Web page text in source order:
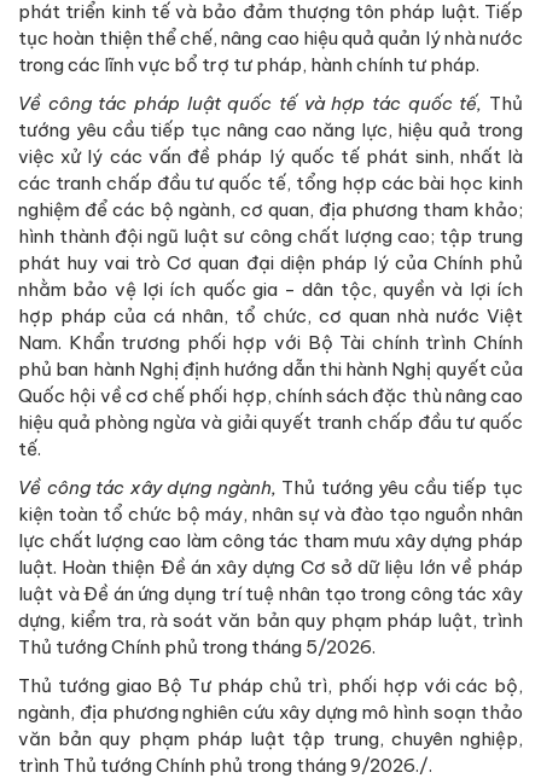
phát triển kinh tế và bảo đảm thượng tôn pháp luật. Tiếp
tục hoàn thiện thể chế, nâng cao hiệu quả quản lý nhà nước
trong các lĩnh vực bổ trợ tư pháp, hành chính tư pháp.
Về công tác pháp luật quốc tế và hợp tác quốc tế, Thủ
tướng yêu cầu tiếp tục nâng cao năng lực, hiệu quả trong
việc xử lý các vấn đề pháp lý quốc tế phát sinh, nhất là
các tranh chấp đầu tư quốc tế, tổng hợp các bài học kinh
nghiệm để các bộ ngành, cơ quan, địa phương tham khảo;
hình thành đội ngũ luật sư công chất lượng cao; tập trung
phát huy vai trò Cơ quan đại diện pháp lý của Chính phủ
nhằm bảo vệ lợi ích quốc gia - dân tộc, quyền và lợi ích
hợp pháp của cá nhân, tổ chức, cơ quan nhà nước Việt
Nam. Khẩn trương phối hợp với Bộ Tài chính trình Chính
phủ ban hành Nghị định hướng dẫn thi hành Nghị quyết của
Quốc hội về cơ chế phối hợp, chính sách đặc thù nâng cao
hiệu quả phòng ngừa và giải quyết tranh chấp đầu tư quốc
tế.
Về công tác xây dựng ngành, Thủ tướng yêu cầu tiếp tục
kiện toàn tổ chức bộ máy, nhân sự và đào tạo nguồn nhân
lực chất lượng cao làm công tác tham mưu xây dựng pháp
luật. Hoàn thiện Đề án xây dựng Cơ sở dữ liệu lớn về pháp
luật và Đề án ứng dụng trí tuệ nhân tạo trong công tác xây
dựng, kiểm tra, rà soát văn bản quy phạm pháp luật, trình
Thủ tướng Chính phủ trong tháng 5/2026.
Thủ tướng giao Bộ Tư pháp chủ trì, phối hợp với các bộ,
ngành, địa phương nghiên cứu xây dựng mô hình soạn thảo
văn bản quy phạm pháp luật tập trung, chuyên nghiệp,
trình Thủ tướng Chính phủ trong tháng 9/2026./.